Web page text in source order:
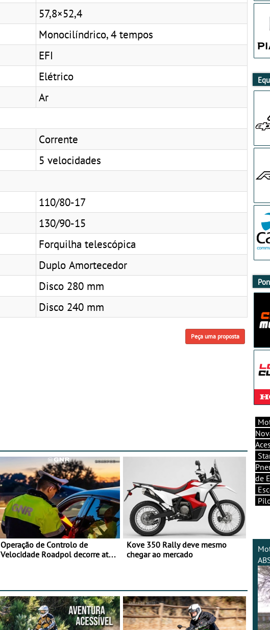
57,8×52,4
Monocilíndrico, 4 tempos
EFI
Elétrico
Ar
Corrente
5 velocidades
110/80-17
130/90-15
Forquilha telescópica
Duplo Amortecedor
Disco 280 mm
Disco 240 mm
Peça uma proposta
Operação de Controlo de
Velocidade Roadpol decorre até
Kove 350 Rally deve mesmo
chegar ao mercado
de